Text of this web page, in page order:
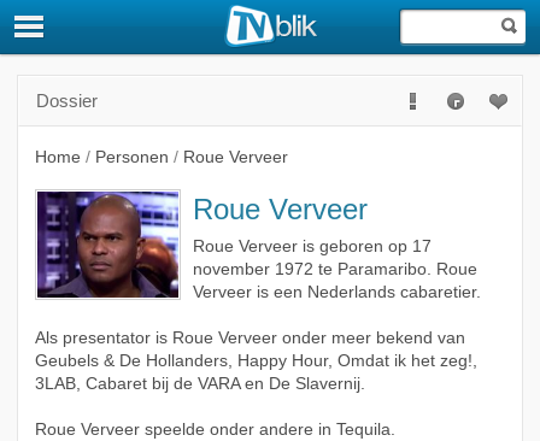
Dossier
Home / Personen / Roue Verveer
Roue Verveer
Roue Verveer is geboren op 17
november 1972 te Paramaribo. Roue
Verveer is een Nederlands cabaretier.
Als presentator is Roue Verveer onder meer bekend van
Geubels & De Hollanders, Happy Hour, Omdat ik het zeg!,
3LAB, Cabaret bij de VARA en De Slavernij.
Roue Verveer speelde onder andere in Tequila.